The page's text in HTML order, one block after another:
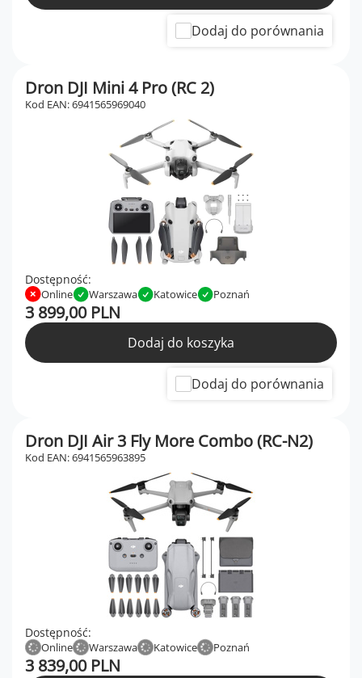
Dodaj do porównania
Dron DJI Mini 4 Pro (RC 2)
Kod EAN: 6941565969040
Dostępność:
Online Warszawa Katowice Poznań
3 899,00 PLN
Dodaj do koszyka
Dodaj do porównania
Dron DJI Air 3 Fly More Combo (RC-N2)
Kod EAN: 6941565963895
Dostępność:
Online Warszawa Katowice Poznań
3 839,00 PLN